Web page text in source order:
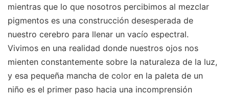
mientras que lo que nosotros percibimos al mezclar
pigmentos es una construcción desesperada de
nuestro cerebro para llenar un vacío espectral.
Vivimos en una realidad donde nuestros ojos nos
mienten constantemente sobre la naturaleza de la luz,
y esa pequeña mancha de color en la paleta de un
niño es el primer paso hacia una incomprensión